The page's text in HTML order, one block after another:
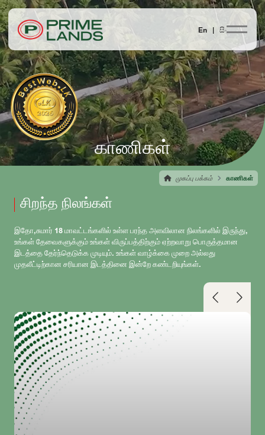
En | සිං
காணிகள்
முகப்பு பக்கம் காணிகள்
சிறந்த நிலங்கள்
இதோ,சுமார் 18 மாவட்டங்களில் உள்ள பரந்த அளவிலான நிலங்களில் இருந்து,
உங்கள் தேவைகளுக்கும் உங்கள் விருப்பத்திற்கும் ஏற்றவாறு பொருத்தமான
இடத்தை தேர்ந்தெடுக்க முடியும். உங்கள் வாழ்க்கை முறை அல்லது
முதலீட்டிற்கான சரியான இடத்தினை இன்றே கண்டறியுங்கள்.